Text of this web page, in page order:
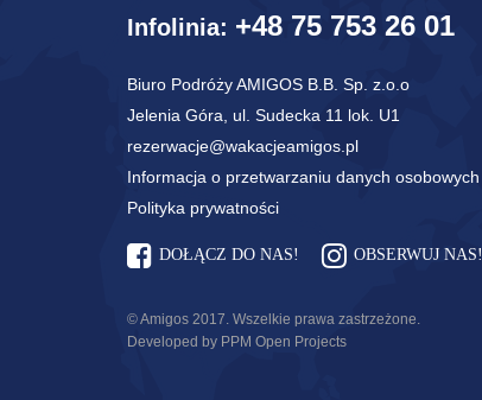
Infolinia: +48 75 753 26 01
Biuro Podróży AMIGOS B.B. Sp. z.o.o
Jelenia Góra, ul. Sudecka 11 lok. U1
rezerwacje@wakacjeamigos.pl
Informacja o przetwarzaniu danych osobowych
Polityka prywatności
DOŁĄCZ DO NAS! OBSERWUJ NAS!
© Amigos 2017. Wszelkie prawa zastrzeżone.
Developed by PPM Open Projects